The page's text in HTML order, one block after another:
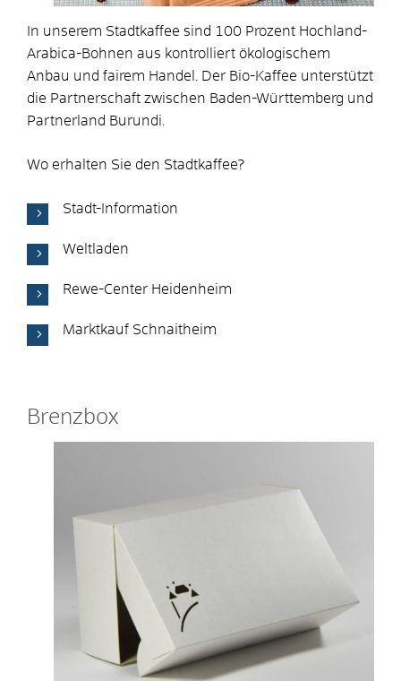
In unserem Stadtkaffee sind 100 Prozent Hochland-
Arabica-Bohnen aus kontrolliert ökologischem
Anbau und fairem Handel. Der Bio-Kaffee unterstützt
die Partnerschaft zwischen Baden-Württemberg und
Partnerland Burundi.
Wo erhalten Sie den Stadtkaffee?
Stadt-Information
Weltladen
Rewe-Center Heidenheim
Marktkauf Schnaitheim
Brenzbox